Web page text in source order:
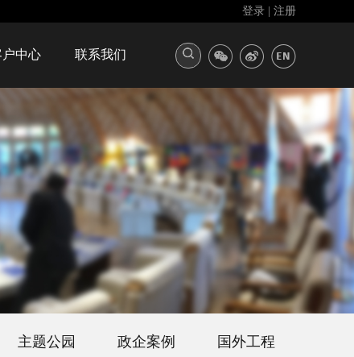
登录 注册
户中心 联系我们
主题公园 政企案例 国外工程